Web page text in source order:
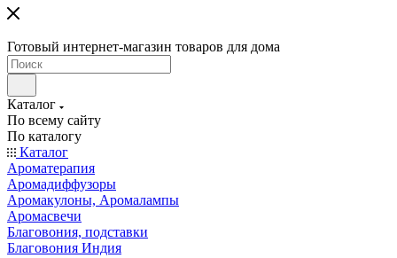
Готовый интернет-магазин товаров для дома
Каталог
По всему сайту
По каталогу
Каталог
Ароматерапия
Аромадиффузоры
Аромакулоны, Аромалампы
Аромасвечи
Благовония, подставки
Благовония Индия